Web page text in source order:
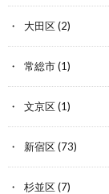
大田区(2)
常総市(1)
文京区(1)
新宿区(73)
杉並区(7)